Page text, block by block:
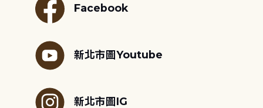
Facebook
新北市圖Youtube
新北市圖IG